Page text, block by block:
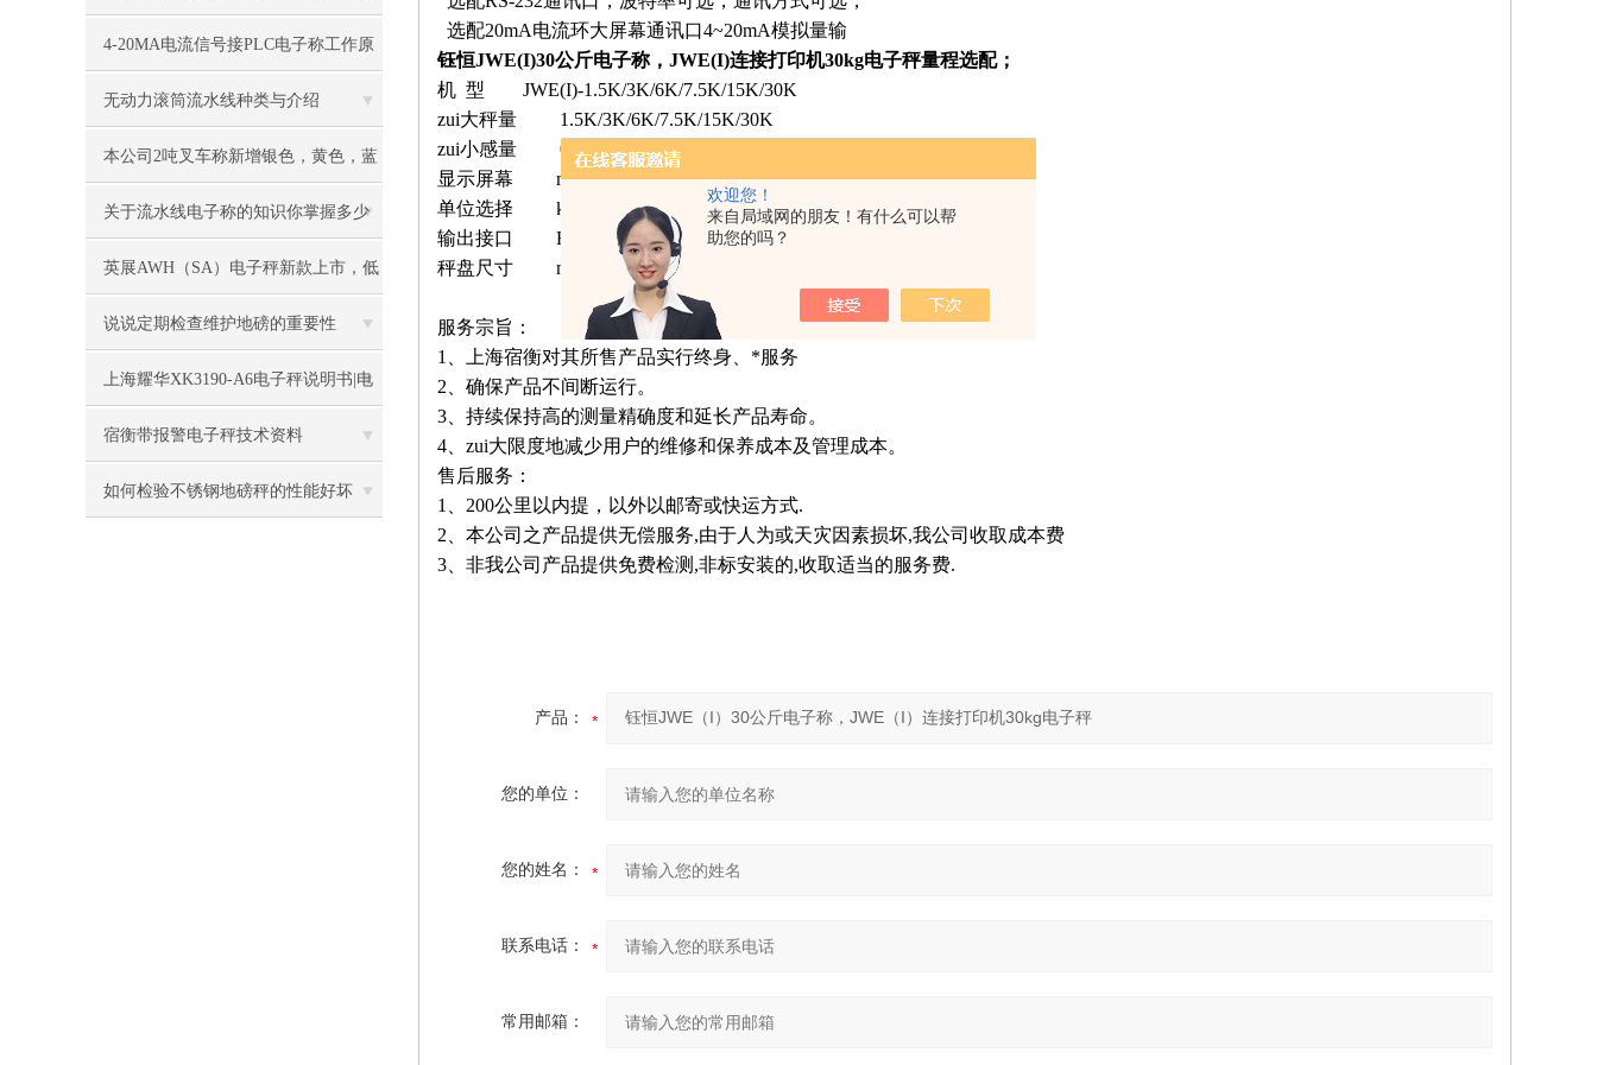
欢迎您！
来自局域网的朋友！有什么可以帮
助您的吗？
些要求
4-20MA电流信号接PLC电子称工作原
理
无动力滚筒流水线种类与介绍
本公司2吨叉车称新增银色，黄色，蓝
色，黑色可选
关于流水线电子称的知识你掌握多少
英展AWH（SA）电子秤新款上市，低
价冲市场
说说定期检查维护地磅的重要性
上海耀华XK3190-A6电子秤说明书|电
子秤|电子叉车称|磅秤
宿衡带报警电子秤技术资料
如何检验不锈钢地磅秤的性能好坏
选配20mA电流环大屏幕通讯口4~20mA模拟量输
钰恒JWE(I)30公斤电子称，JWE(I)连接打印机30kg电子秤量程选配；
机 型 JWE(I)-1.5K/3K/6K/7.5K/15K/30K
zui大秤量 1.5K/3K/6K/7.5K/15K/30K
zui小感量 0.1g/0.2g/0.5g/1g/2g
显示屏幕 mm145x25
单位选择 kg/g/lb/lb-oz/斤/港斤/台斤/pcs/%
输出接口 RS-232
秤盘尺寸 mm294x228
服务宗旨：
1、上海宿衡对其所售产品实行终身、*服务
2、确保产品不间断运行。
3、持续保持高的测量精确度和延长产品寿命。
4、zui大限度地减少用户的维修和保养成本及管理成本。
售后服务：
1、200公里以内提，以外以邮寄或快运方式.
2、本公司之产品提供无偿服务,由于人为或天灾因素损坏,我公司收取成本费
3、非我公司产品提供免费检测,非标安装的,收取适当的服务费.
产品：
您的单位：
您的姓名：
联系电话：
常用邮箱：